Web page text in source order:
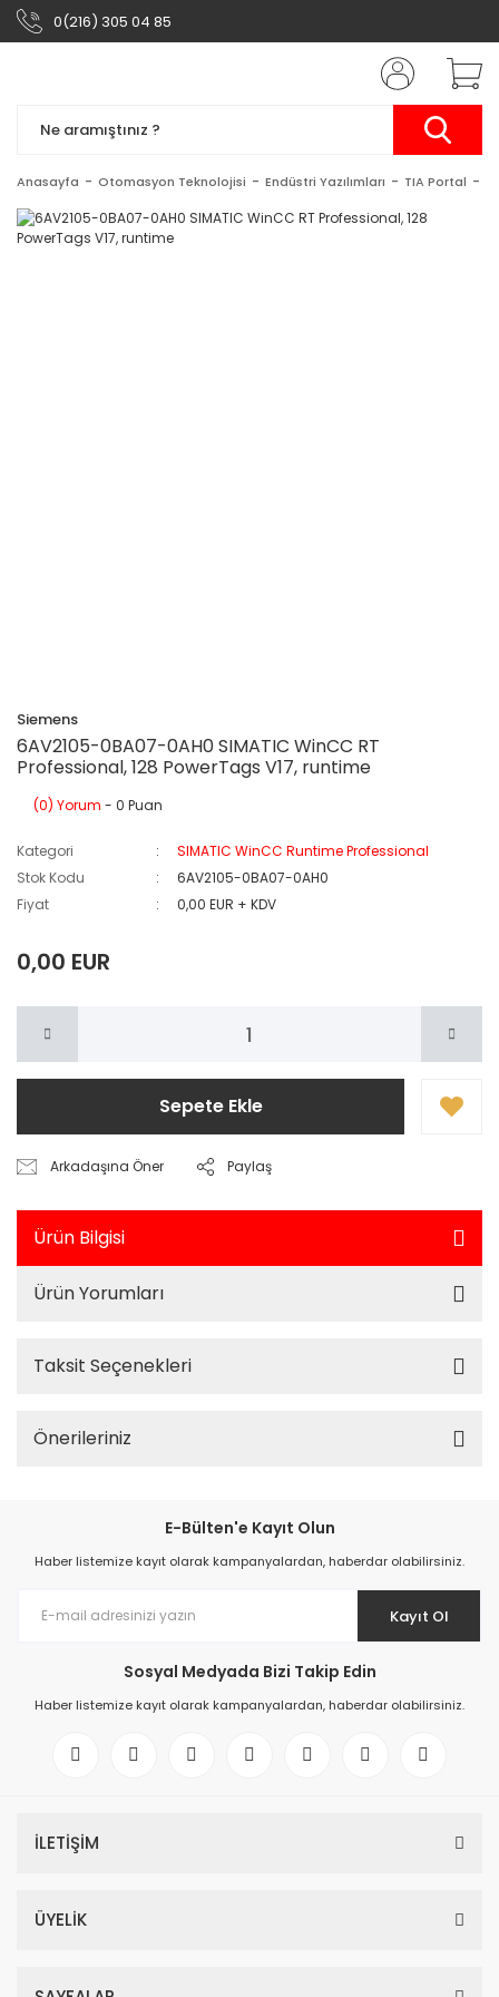
0(216) 305 04 85
Anasayfa Otomasyon Teknolojisi Endüstri Yazılımları TIA Portal
Siemens
6AV2105-0BA07-0AH0 SIMATIC WinCC RT
Professional, 128 PowerTags V17, runtime
(0) Yorum - 0 Puan
Kategori
SIMATIC WinCC Runtime Professional
Stok Kodu
6AV2105-0BA07-0AH0
Fiyat
0,00 EUR + KDV
0,00 EUR
Sepete Ekle
Arkadaşına Öner Paylaş
Ürün Bilgisi
Ürün Yorumları
Taksit Seçenekleri
Önerileriniz
E-Bülten'e Kayıt Olun
Haber listemize kayıt olarak kampanyalardan, haberdar olabilirsiniz.
Kayıt Ol
Sosyal Medyada Bizi Takip Edin
Haber listemize kayıt olarak kampanyalardan, haberdar olabilirsiniz.
İLETİŞİM
ÜYELİK